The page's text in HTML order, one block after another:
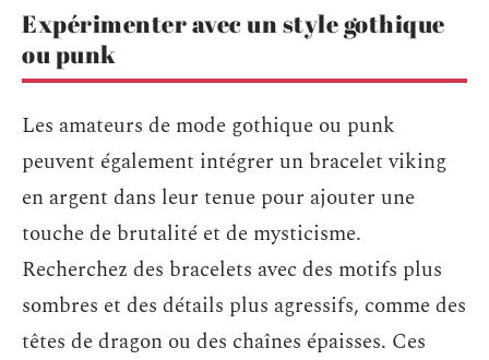
Expérimenter avec un style gothique
ou punk
Les amateurs de mode gothique ou punk
peuvent également intégrer un bracelet viking
en argent dans leur tenue pour ajouter une
touche de brutalité et de mysticisme.
Recherchez des bracelets avec des motifs plus
sombres et des détails plus agressifs, comme des
têtes de dragon ou des chaînes épaisses. Ces